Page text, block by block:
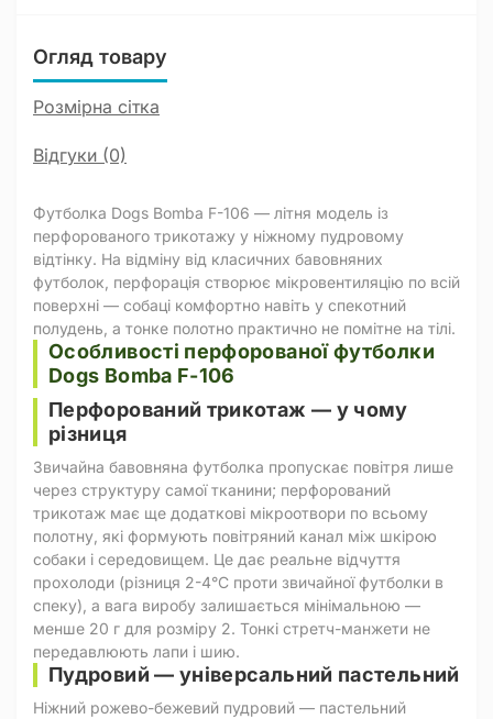
Огляд товару
Розмірна сітка
Відгуки (0)
Футболка Dogs Bomba F-106 — літня модель із
перфорованого трикотажу у ніжному пудровому
відтінку. На відміну від класичних бавовняних
футболок, перфорація створює мікровентиляцію по всій
поверхні — собаці комфортно навіть у спекотний
полудень, а тонке полотно практично не помітне на тілі.
Особливості перфорованої футболки
Dogs Bomba F-106
Перфорований трикотаж — у чому
різниця
Звичайна бавовняна футболка пропускає повітря лише
через структуру самої тканини; перфорований
трикотаж має ще додаткові мікроотвори по всьому
полотну, які формують повітряний канал між шкірою
собаки і середовищем. Це дає реальне відчуття
прохолоди (різниця 2-4°C проти звичайної футболки в
спеку), а вага виробу залишається мінімальною —
менше 20 г для розміру 2. Тонкі стретч-манжети не
передавлюють лапи і шию.
Пудровий — універсальний пастельний
Ніжний рожево-бежевий пудровий — пастельний